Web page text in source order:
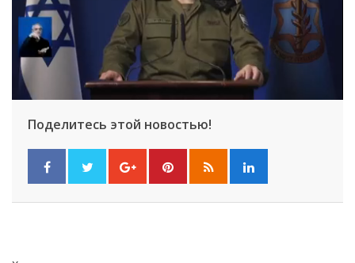
Поделитесь этой новостью!